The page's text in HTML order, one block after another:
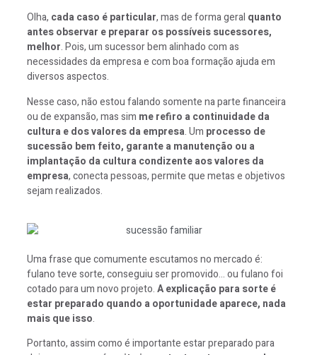
Olha, cada caso é particular, mas de forma geral quanto
antes observar e preparar os possíveis sucessores,
melhor. Pois, um sucessor bem alinhado com as
necessidades da empresa e com boa formação ajuda em
diversos aspectos.
Nesse caso, não estou falando somente na parte financeira
ou de expansão, mas sim me refiro a continuidade da
cultura e dos valores da empresa. Um processo de
sucessão bem feito, garante a manutenção ou a
implantação da cultura condizente aos valores da
empresa, conecta pessoas, permite que metas e objetivos
sejam realizados.
Uma frase que comumente escutamos no mercado é:
fulano teve sorte, conseguiu ser promovido… ou fulano foi
cotado para um novo projeto.A explicação para sorte é
estar preparado quando a oportunidade aparece, nada
mais que isso.
Portanto, assim como é importante estar preparado para